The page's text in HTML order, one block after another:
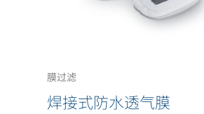
膜过滤
焊接式防水透气膜